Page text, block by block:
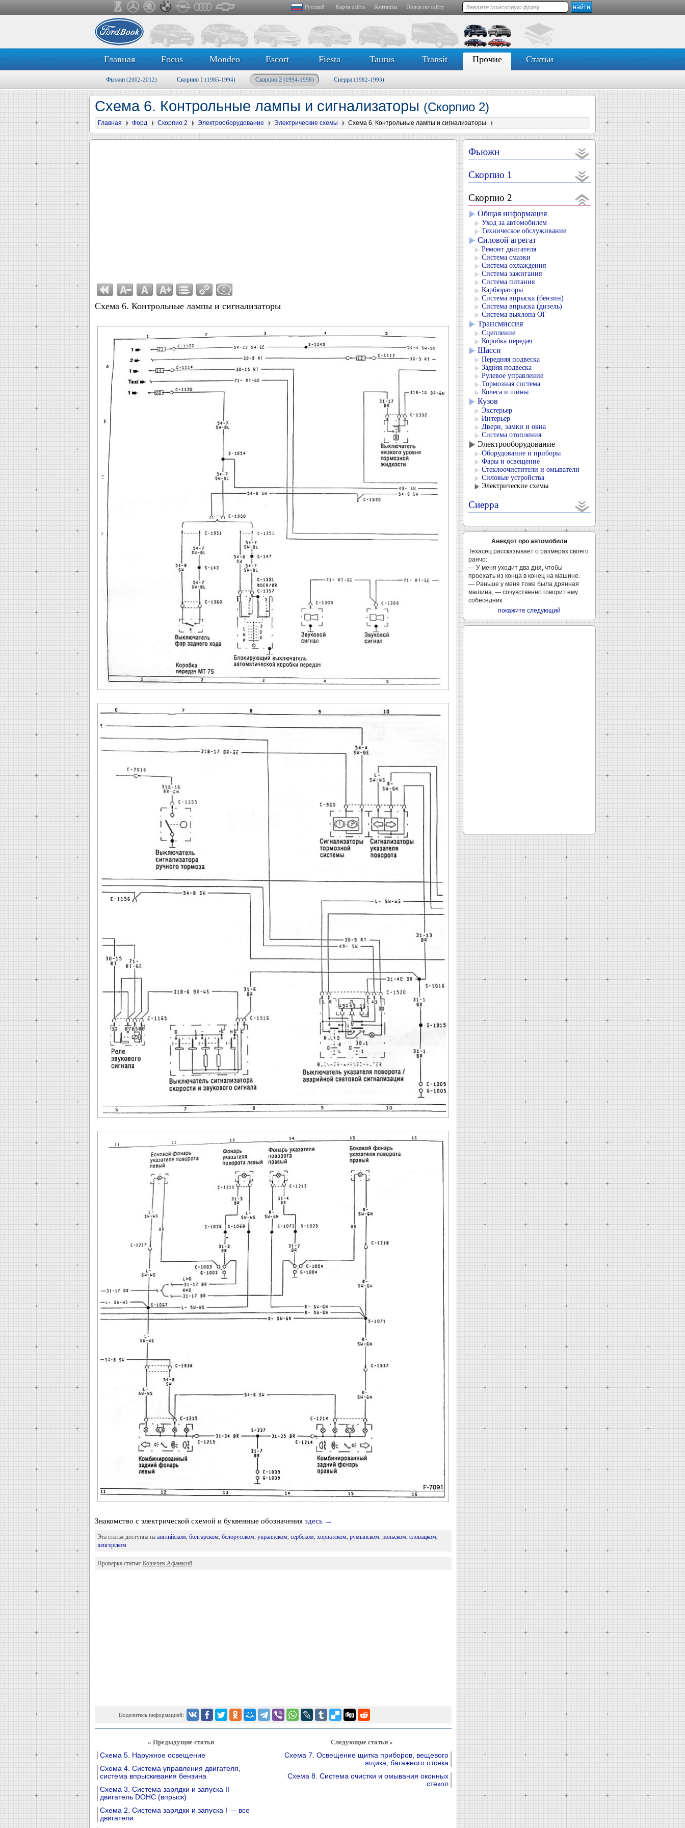
Русский Карта сайта Контакты Поиск по сайту
Главная Focus Mondeo Escort Fiesta Taurus Transit Прочие Статьи
Фьюжн (2002-2012) Скорпио 1 (1985-1994) Скорпио 2 (1994-1998) Сиерра (1982-1993)
Схема 6. Контрольные лампы и сигнализаторы (Скорпио 2)
Главная Форд Скорпио 2 Электрооборудование Электрические схемы Схема 6. Контрольные лампы и сигнализаторы
0
Схема 6. Контрольные лампы и сигнализаторы
Знакомство с электрической схемой и буквенные обозначения здесь →
Эта статья доступна на английском, болгарском, белорусском, украинском, сербском, хорватском, румынском, польском, словацком,
венгерском
Проверка статьи: Кошелев Афанасий
Поделитесь информацией:
« Предыдущие статьи
Схема 5. Наружное освещение
Схема 4. Система управления двигателя,
система впрыскивания бензина
Схема 3. Система зарядки и запуска II —
двигатель DOHC (впрыск)
Схема 2. Система зарядки и запуска I — все
двигатели
Следующие статьи »
Схема 7. Освещение щитка приборов, вещевого
ящика, багажного отсека
Схема 8. Система очистки и омывания оконных
стекол
Фьюжн
Скорпио 1
Скорпио 2
Общая информация
Уход за автомобилем
Техническое обслуживание
Силовой агрегат
Ремонт двигателя
Система смазки
Система охлаждения
Система зажигания
Система питания
Карбюраторы
Система впрыска (бензин)
Система впрыска (дизель)
Система выхлопа ОГ
Трансмиссия
Сцепление
Коробка передач
Шасси
Передняя подвеска
Задняя подвеска
Рулевое управление
Тормозная система
Колеса и шины
Кузов
Экстерьер
Интерьер
Двери, замки и окна
Система отопления
Электрооборудование
Оборудование и приборы
Фары и освещение
Стеклоочистители и омыватели
Силовые устройства
Электрические схемы
Сиерра
Анекдот про автомобили
Техасец рассказывает о размерах своего
ранчо:
— У меня уходит два дня, чтобы
проехать из конца в конец на машине.
— Раньше у меня тоже была дрянная
машина, — сочувственно говорит ему
собеседник.
покажите следующий